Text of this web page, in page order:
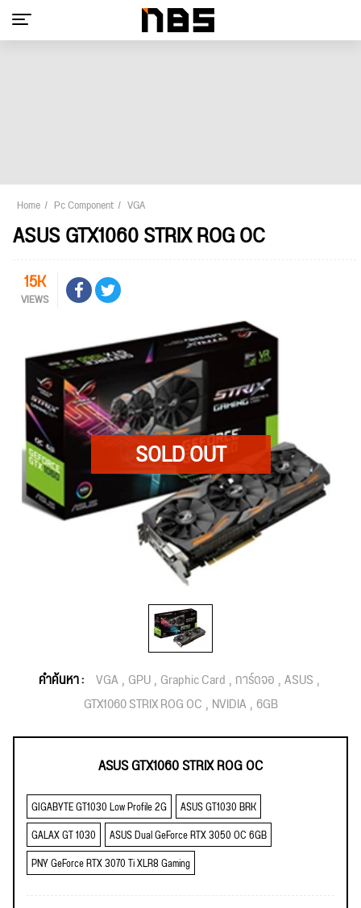
Home Pc Component VGA
ASUS GTX1060 STRIX ROG OC
15K
VIEWS
คำค้นหา : VGA GPU Graphic Card การ์ดจอ ASUS
GTX1060 STRIX ROG OC NVIDIA 6GB
ASUS GTX1060 STRIX ROG OC
GIGABYTE GT1030 Low Profile 2G
ASUS GT1030 BRK
GALAX GT 1030
ASUS Dual GeForce RTX 3050 OC 6GB
PNY GeForce RTX 3070 Ti XLR8 Gaming